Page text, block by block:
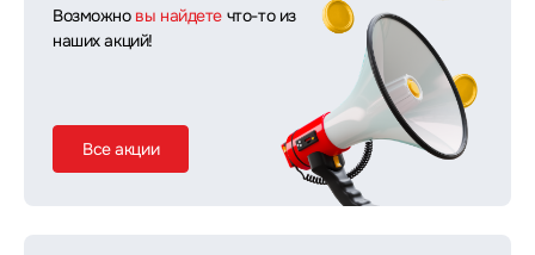
Возможно вы найдете что-то из
наших акций!
Все акции